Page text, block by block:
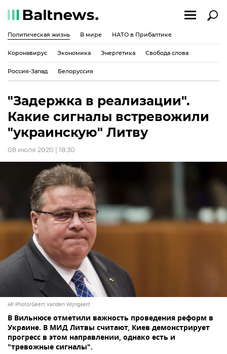
Политическая жизнь В мире НАТО в Прибалтике
Коронавирус Экономика Энергетика Свобода слова
Россия-Запад Белоруссия
"Задержка в реализации".
Какие сигналы встревожили
"украинскую" Литву
08 июля 2020 | 18:30
AP Photo/Geert Vanden Wijngaert
В Вильнюсе отметили важность проведения реформ в
Украине. В МИД Литвы считают, Киев демонстрирует
прогресс в этом направлении, однако есть и
"тревожные сигналы".